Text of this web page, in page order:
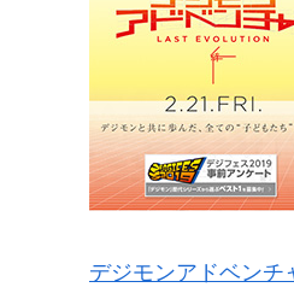
デジモンアドベンチ